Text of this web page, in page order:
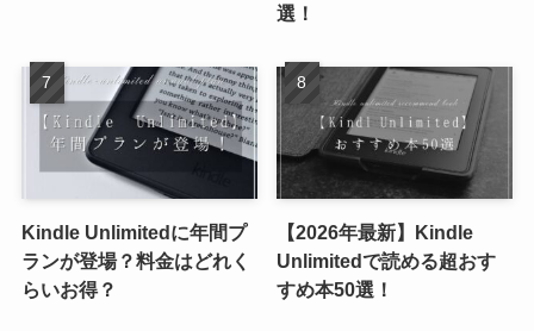
選！
Kindle Unlimitedに年間プ
ランが登場？料金はどれく
らいお得？
【2026年最新】Kindle
Unlimitedで読める超おす
すめ本50選！